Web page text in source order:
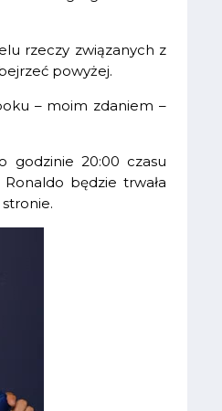
rzeczy związanych z
powyżej.
– moim zdaniem –
godzinie 20:00 czasu
będzie trwała